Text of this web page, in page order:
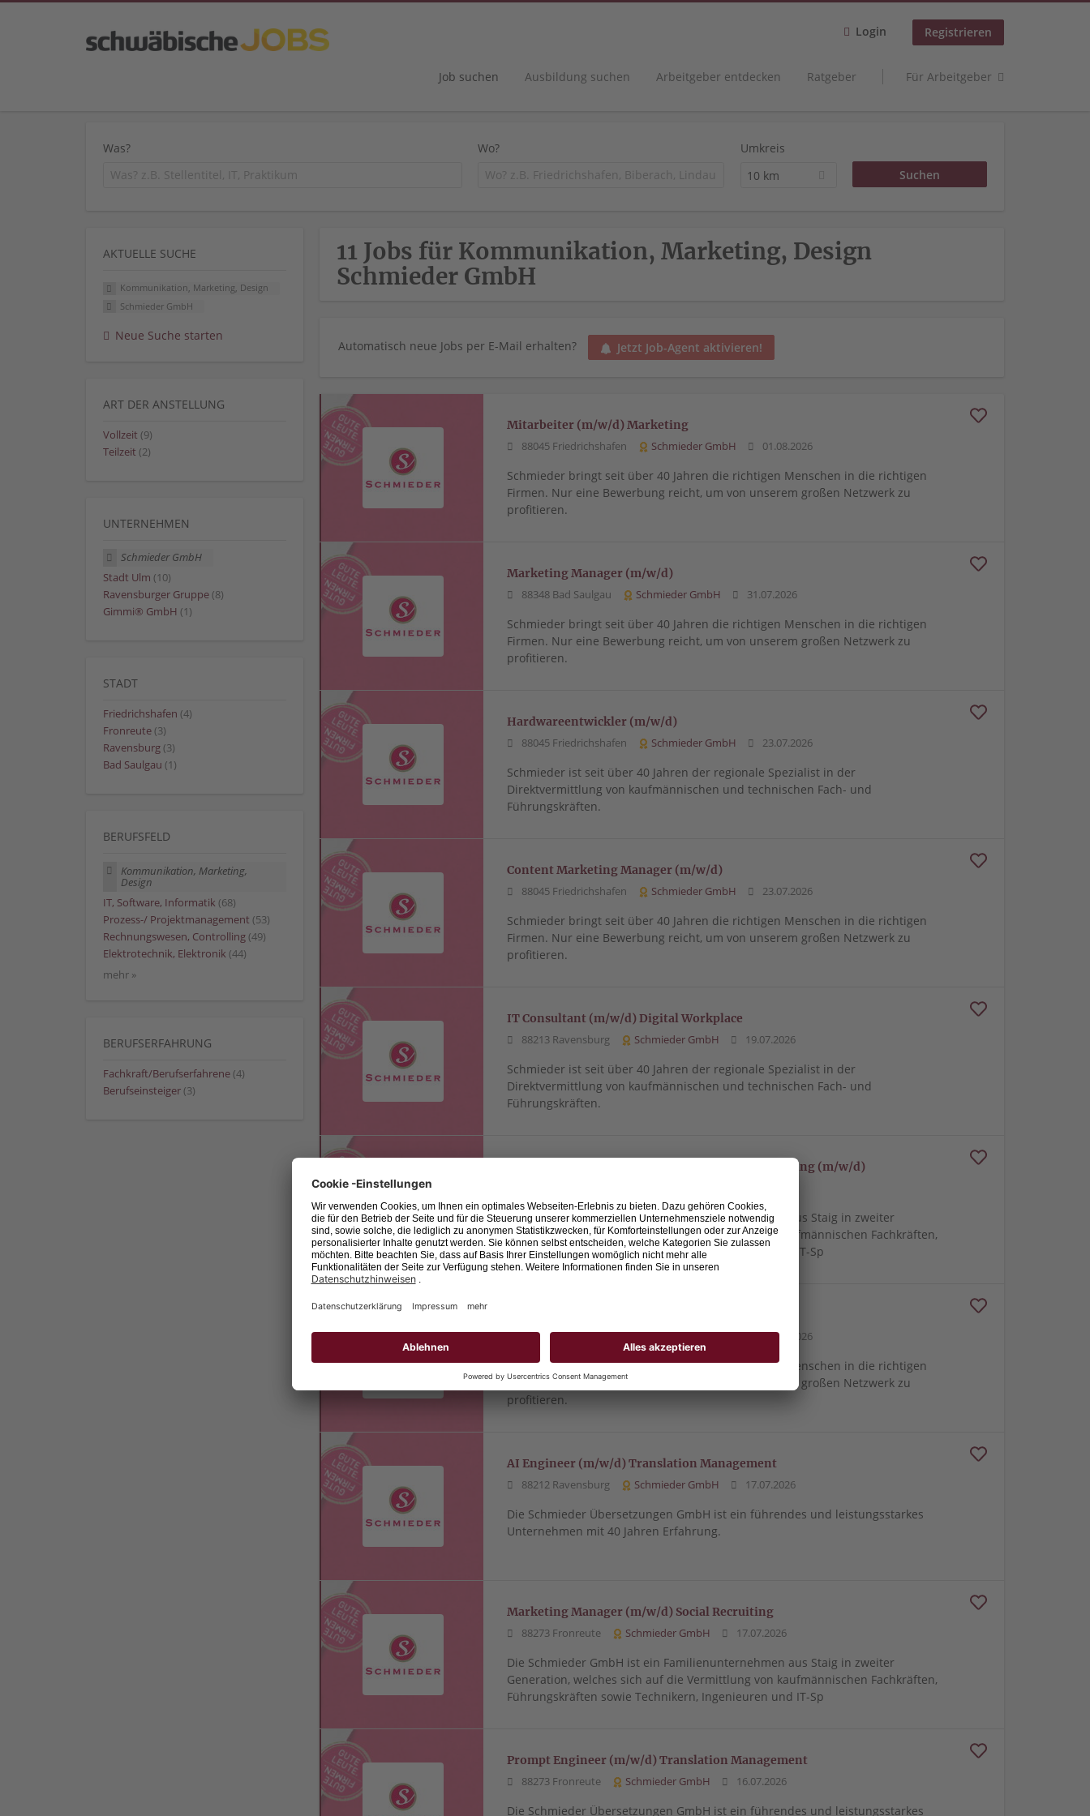
Login Registrieren
Job suchen Ausbildung suchen Arbeitgeber entdecken Ratgeber Für Arbeitgeber
Was? Wo?
Umkreis
10 km
11 Jobs für Kommunikation, Marketing, Design
Schmieder GmbH
Automatisch neue Jobs per E-Mail erhalten? Jetzt Job-Agent aktivieren!
Mitarbeiter (m/w/d) Marketing
88045 Friedrichshafen Schmieder GmbH 01.08.2026
Schmieder bringt seit über 40 Jahren die richtigen Menschen in die richtigen
Firmen. Nur eine Bewerbung reicht, um von unserem großen Netzwerk zu
profitieren.
Marketing Manager (m/w/d)
88348 Bad Saulgau Schmieder GmbH 31.07.2026
Schmieder bringt seit über 40 Jahren die richtigen Menschen in die richtigen
Firmen. Nur eine Bewerbung reicht, um von unserem großen Netzwerk zu
profitieren.
Hardwareentwickler (m/w/d)
88045 Friedrichshafen Schmieder GmbH 23.07.2026
Schmieder ist seit über 40 Jahren der regionale Spezialist in der
Direktvermittlung von kaufmännischen und technischen Fach- und
Führungskräften.
Content Marketing Manager (m/w/d)
88045 Friedrichshafen Schmieder GmbH 23.07.2026
Schmieder bringt seit über 40 Jahren die richtigen Menschen in die richtigen
Firmen. Nur eine Bewerbung reicht, um von unserem großen Netzwerk zu
profitieren.
IT Consultant (m/w/d) Digital Workplace
88213 Ravensburg Schmieder GmbH 19.07.2026
Schmieder ist seit über 40 Jahren der regionale Spezialist in der
Direktvermittlung von kaufmännischen und technischen Fach- und
Führungskräften.
Manager Personalmarketing und Employer Branding (m/w/d)
Die Schmieder GmbH ist ein Familienunternehmen aus Staig in zweiter
Generation, welches sich auf die Vermittlung von kaufmännischen Fachkräften,
Führungskräften sowie Technikern, Ingenieuren und IT-Sp
88045 Friedrichshafen Schmieder GmbH 18.07.2026
Schmieder bringt seit über 40 Jahren die richtigen Menschen in die richtigen
Firmen. Nur eine Bewerbung reicht, um von unserem großen Netzwerk zu
profitieren.
AI Engineer (m/w/d) Translation Management
88212 Ravensburg Schmieder GmbH 17.07.2026
Die Schmieder Übersetzungen GmbH ist ein führendes und leistungsstarkes
Unternehmen mit 40 Jahren Erfahrung.
Marketing Manager (m/w/d) Social Recruiting
88273 Fronreute Schmieder GmbH 17.07.2026
Die Schmieder GmbH ist ein Familienunternehmen aus Staig in zweiter
Generation, welches sich auf die Vermittlung von kaufmännischen Fachkräften,
Führungskräften sowie Technikern, Ingenieuren und IT-Sp
Prompt Engineer (m/w/d) Translation Management
88273 Fronreute Schmieder GmbH 16.07.2026
Die Schmieder Übersetzungen GmbH ist ein führendes und leistungsstarkes
AKTUELLE SUCHE
Kommunikation, Marketing, Design
Schmieder GmbH
Neue Suche starten
ART DER ANSTELLUNG
Vollzeit (9)
Teilzeit (2)
UNTERNEHMEN
Schmieder GmbH
Stadt Ulm (10)
Ravensburger Gruppe (8)
Gimmi® GmbH (1)
STADT
Friedrichshafen (4)
Fronreute (3)
Ravensburg (3)
Bad Saulgau (1)
BERUFSFELD
Kommunikation, Marketing,
Design
IT, Software, Informatik (68)
Prozess-/ Projektmanagement (53)
Rechnungswesen, Controlling (49)
Elektrotechnik, Elektronik (44)
mehr »
BERUFSERFAHRUNG
Fachkraft/Berufserfahrene (4)
Berufseinsteiger (3)